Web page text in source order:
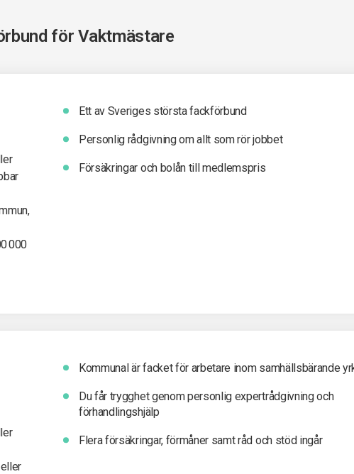
förVaktmästare
Ett av Sveriges största fackförbund
Personlig rådgivning om allt som rör jobbet
Försäkringar och bolån till medlemspris
Kommunal är facket för arbetare inom samhällsbärande
Du får trygghet genom personlig expertrådgivning och
förhandlingshjälp
Flera försäkringar, förmåner samt råd och stöd ingår